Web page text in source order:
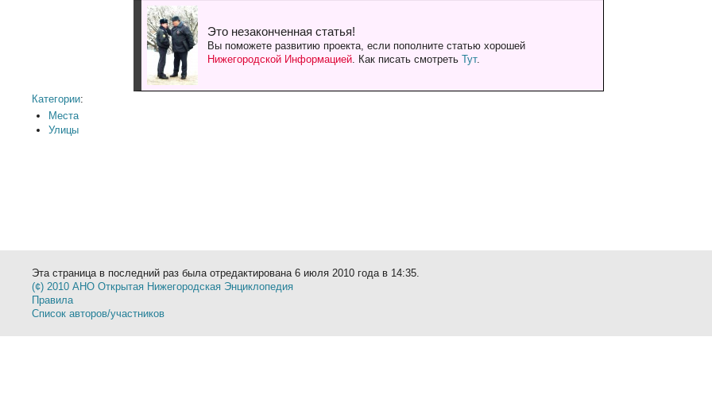
Это незаконченная статья!
Вы поможете развитию проекта, если пополните статью хорошей
Нижегородской Информацией. Как писать смотреть Тут.
Категории:
Места
Улицы
Эта страница в последний раз была отредактирована 6 июля 2010 года в 14:35.
(¢) 2010 АНО Открытая Нижегородская Энциклопедия
Правила
Список авторов/участников